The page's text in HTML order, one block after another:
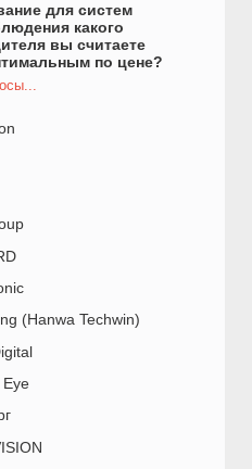
для систем
какого
вы считаете
по цене?
(Hanwa Techwin)
Eye